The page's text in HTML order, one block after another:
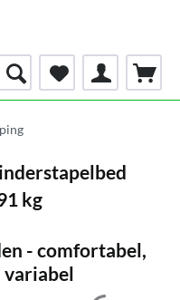
kg
- comfortabel,
variabel